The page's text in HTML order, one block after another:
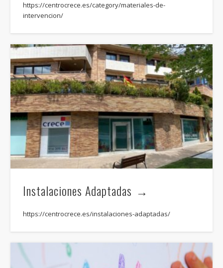
https://centrocrece.es/category/materiales-de-
intervencion/
Instalaciones Adaptadas
https://centrocrece.es/instalaciones-adaptadas/